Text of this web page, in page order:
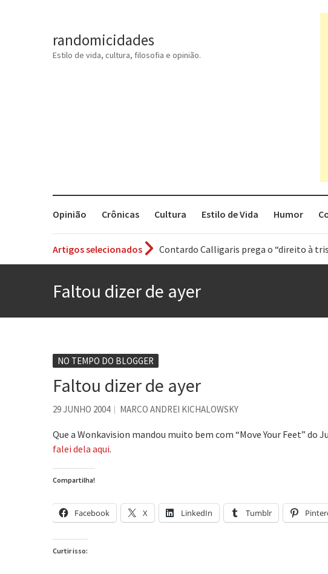
randomicidades
Estilo de vida, cultura, filosofia e opinião.
Opinião Crônicas Cultura Estilo de Vida Humor
Artigos selecionados
Contardo Calligaris prega o “direito à
Os causos de Jorge Luis Borges
Voto obrigatório é correto?
A construção da urbanidade
Faltou dizer de ayer
NO TEMPO DO BLOGGER
Faltou dizer de ayer
29 JUNHO 2004 MARCO ANDREI KICHALOWSKY
Que a Wonkavision mandou muito bem com “Move Your Feet” do
falei dela aqui.
Compartilha!
Facebook X LinkedIn Tumblr
Curtir isso: